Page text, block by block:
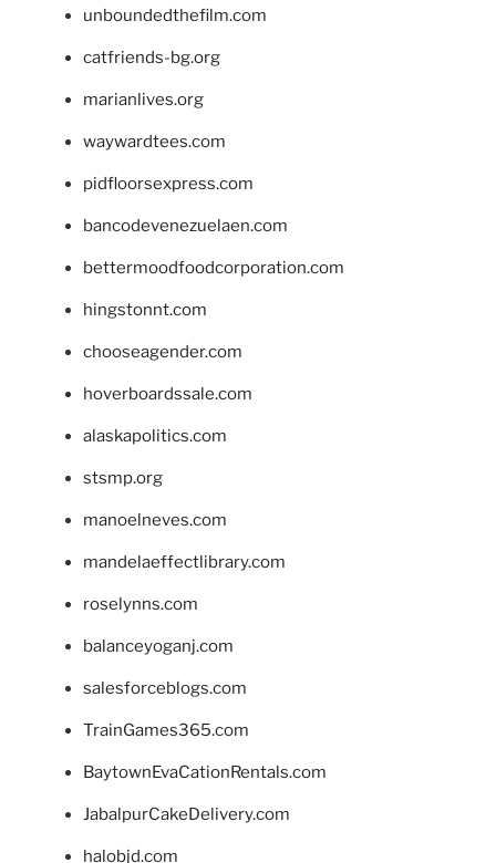
unboundedthefilm.com
catfriends-bg.org
marianlives.org
waywardtees.com
pidfloorsexpress.com
bancodevenezuelaen.com
bettermoodfoodcorporation.com
hingstonnt.com
chooseagender.com
hoverboardssale.com
alaskapolitics.com
stsmp.org
manoelneves.com
mandelaeffectlibrary.com
roselynns.com
balanceyoganj.com
salesforceblogs.com
TrainGames365.com
BaytownEvaCationRentals.com
JabalpurCakeDelivery.com
halobjd.com